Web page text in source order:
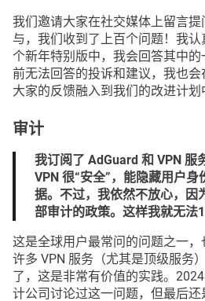
我们邀请大家在社交媒体上留言
与，我们收到了上百个问题！我
个新年特别版中，我会回答其中
前无法回答的投诉和建议，我也
大家的反馈融入到我们的改进计划
审计
我订阅了 AdGuard 和 VPN 服
VPN 很“安全”，能隐藏用户
据。不过，我依然不放心，因
部审计的政策。这样我就无法
这是全球用户最常问的问题之一，
许多 VPN 服务（尤其是顶级服务
了，这是非常有价值的实践。
计公司讨论过这一问题，但最后还